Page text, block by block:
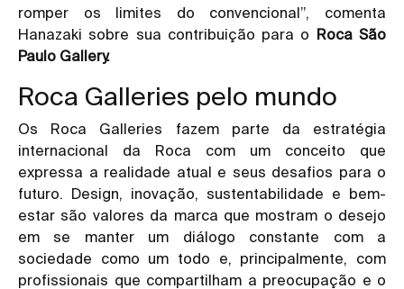
romper os limites do convencional”, comenta
Hanazaki sobre sua contribuição para o Roca São
Paulo Gallery.
Roca Galleries pelo mundo
Os Roca Galleries fazem parte da estratégia
internacional da Roca com um conceito que
expressa a realidade atual e seus desafios para o
futuro. Design, inovação, sustentabilidade e bem-
estar são valores da marca que mostram o desejo
em se manter um diálogo constante com a
sociedade como um todo e, principalmente, com
profissionais que compartilham a preocupação e o